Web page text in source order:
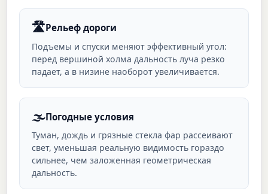
🛣️Рельеф дороги
Подъемы и спуски меняют эффективный угол:
перед вершиной холма дальность луча резко
падает, а в низине наоборот увеличивается.
🌫️Погодные условия
Туман, дождь и грязные стекла фар рассеивают
свет, уменьшая реальную видимость гораздо
сильнее, чем заложенная геометрическая
дальность.